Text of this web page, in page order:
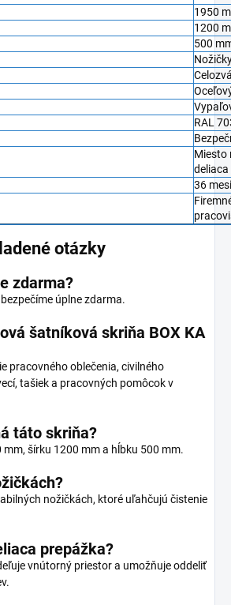
1950
1200
500
RAL
Miesto
deliaca
36
otázky
zdarma?
úplne zdarma.
šatníková skriňa BOX KA
pracovného oblečenia, civilného
tašiek a pracovných pomôcok v
táto skriňa?
šírku 1200 mm a hĺbku 500 mm.
nožičkách, ktoré uľahčujú čistenie
prepážka?
vnútorný priestor a umožňuje oddeliť